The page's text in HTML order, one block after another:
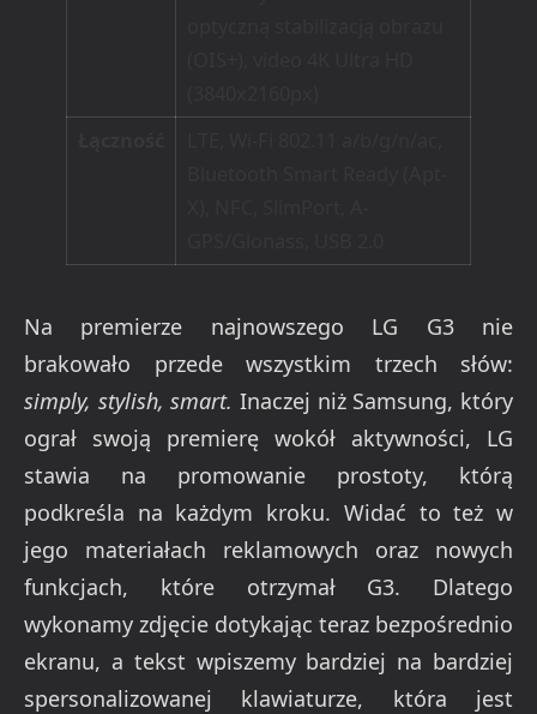
Na premierze najnowszego LG G3 nie
brakowało przede wszystkim trzech słów:
simply, stylish, smart. Inaczej niż Samsung, który
ograł swoją premierę wokół aktywności, LG
stawia na promowanie prostoty, którą
podkreśla na każdym kroku. Widać to też w
jego materiałach reklamowych oraz nowych
funkcjach, które otrzymał G3. Dlatego
wykonamy zdjęcie dotykając teraz bezpośrednio
ekranu, a tekst wpiszemy bardziej na bardziej
spersonalizowanej klawiaturze, która jest